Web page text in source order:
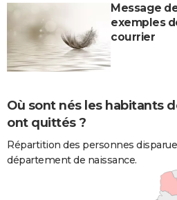
Message
exemples
courrier
Où sont nés les habitants
ont quittés ?
Répartition des personnes
département de naissance.